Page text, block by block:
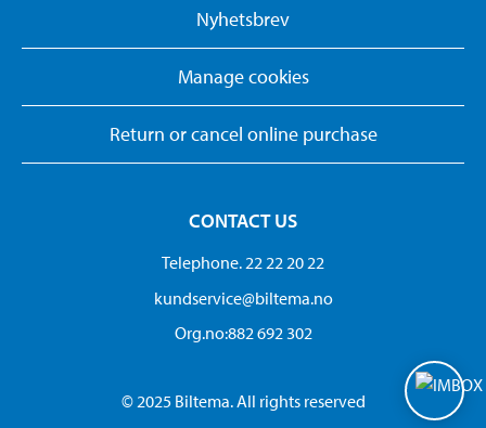
Nyhetsbrev
Manage cookies
Return or cancel online purchase
CONTACT US
Telephone. 22 22 20 22
kundservice@biltema.no
Org.no:882 692 302
© 2025 Biltema. All rights reserved